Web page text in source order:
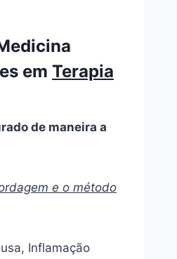
em Terapia
de maneira a
e o método
Inflamação